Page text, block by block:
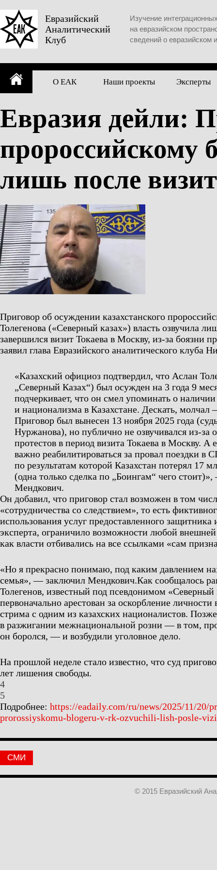
to
content
Евразийский
Аналитический
Клуб
Изучение
на евразийском
сведений о евразийском
О ЕАК Наши проекты Эксперты
Евразия дейли:
пророссийскому
лишь после
Приговор об осуждении казахстанского
Толегенова («Северный казах») власть озвучила
завершился визит Токаева в Москву, из-за боязни
заявил глава Евразийского аналитического клуба
«Казахский официоз подтвердил, что Аслан
„Северный Казах“) был осужден на 3 года 9
подчеркивает, что он смел упоминать о
и национализма в Казахстане. Дескать,
Приговор был вынесен 13 ноября 2025 года
Нуржанова), но публично не озвучивался из-за
протестов в период визита Токаева в Москву. А
важно реабилитироваться за провал поездки в
по результатам которой Казахстан потерял 17
(одна только сделка по „Боингам“ чего стоит)»,
Мендкович.
Он добавил, что приговор стал возможен в том
«сотрудничества со следствием», то есть
использования услуг предоставленного
эксперта, ограничило возможности любой
как власти отбивались на все ссылками «сам
«Но я прекрасно понимаю, под каким давлением
семья», — заключил Мендкович.Как сообщалось
Толегенов, известный под псевдонимом «Северный
первоначально арестован за оскорбление
стрима с одним из казахских националистов.
в разжигании межнациональной розни — в том,
он боролся, — и возбудили уголовное дело.
На прошлой неделе стало известно, что суд
лет лишения свободы.
4
5
Подробнее: https://eadaily.com/ru/news/2025/11/20/
prorossiyskomu-blogeru-v-rk-ozvuchili-lish-posle-
СМИ
© 2015 Евразийский